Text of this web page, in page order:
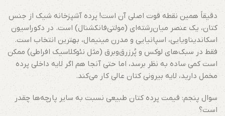
دقیقاً همین نقطه قوت اصلی آن است! پرده آشپزخانه شیک از جنس
کتان، یک عنصر میان‌رشته‌ای (مولتی‌فانکشنال) است. در دکوراسیون
اسکاندیناویایی، اسپانیایی و مدرن مینیمال، بهترین انتخاب است.
فقط در سبک‌های لوکس و پُرزرق‌وبرق (مثل نئوکلاسیک افراطی) ممکن
است کمی ساده به نظر برسد، اما حتی آنجا هم اگر لایه داخلی پرده
مخمل دارید، لایه بیرونی کتان عالی کار می‌کند.
سوال پنجم: قیمت پرده کتان طبیعی نسبت به سایر پارچه‌ها چقدر
است؟